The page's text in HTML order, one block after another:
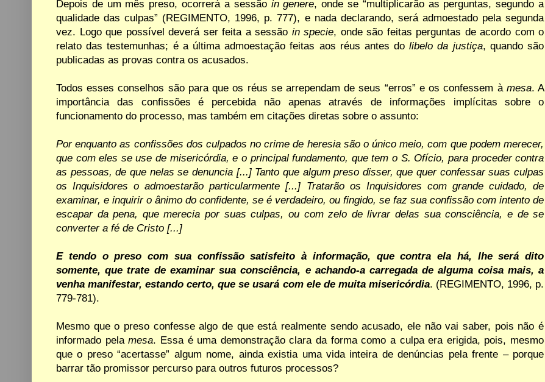
Depois de um mês preso, ocorrerá a sessão ingenere, onde se “multiplicarão as perguntas, segundo a
qualidade das culpas” (REGIMENTO, 1996, p. 777), e nada declarando, será admoestado pela segunda
vez. Logo que possível deverá ser feita a sessão in specie, onde são feitas perguntas de acordo com o
relato das testemunhas; é a última admoestação feitas aos réus antes dolibelo da justiça, quando são
publicadas as provas contra os acusados.
Todos esses conselhos são para que os réus se arrependam de seus “erros” e os confessem à mesa. A
importância
das confissões é percebida não apenasatravés de informações implícitas sobre o
funcionamento do processo, mas também em citações diretas sobre o assunto:
Por enquanto as confissões dos culpados no crime de heresia são o único meio, com que podem merecer,
que com eles se use de misericórdia, e o principal fundamento, que tem o S. Ofício, para proceder contra
as pessoas, de que nelas se denuncia [...] Tanto que algum preso disser, que quer confessar suas culpas
os Inquisidores o admoestarão particularmente [...] Tratarão os Inquisidores com grande cuidado, de
examinar, e inquirir o ânimo do confidente, se é verdadeiro, ou fingido, se faz sua confissão com intento de
escapar da pena, que merecia por suasculpas, ou com zelo de livrar delas sua consciência, e de se
converter a fé de Cristo [...]
E tendo o preso com sua confissão satisfeito à informação, quecontra ela há, lhe será dito
somente, que trate de examinar sua consciência, e achando-a carregada de alguma coisa mais, a
venha manifestar, estando certo, que se usará com ele de muita misericórdia. (REGIMENTO, 1996, p.
779-781).
Mesmo que o preso confesse algo de que está realmente sendo acusado, ele não vai saber, pois não é
informado pelamesa. Essa é uma demonstração clara da forma como a culpa era erigida, pois, mesmo
que o preso “acertasse” algum nome, ainda existia uma vida inteira de denúncias pela frente –porque
barrar tão promissor percurso para outros futuros processos?